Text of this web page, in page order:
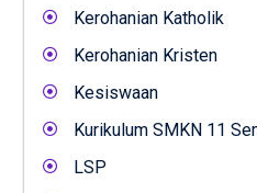
Kerohanian Katholik
Kerohanian Kristen
Kesiswaan
Kurikulum SMKN 11
LSP